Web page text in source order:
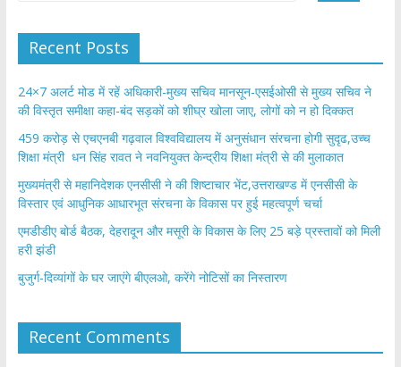
Recent Posts
24×7 अलर्ट मोड में रहें अधिकारी-मुख्य सचिव मानसून-एसईओसी से मुख्य सचिव ने
की विस्तृत समीक्षा कहा-बंद सड़कों को शीघ्र खोला जाए, लोगों को न हो दिक्कत
459 करोड़ से एचएनबी गढ़वाल विश्वविद्यालय में अनुसंधान संरचना होगी सुदृढ,उच्च
शिक्षा मंत्री धन सिंह रावत ने नवनियुक्त केन्द्रीय शिक्षा मंत्री से की मुलाकात
मुख्यमंत्री से महानिदेशक एनसीसी ने की शिष्टाचार भेंट,उत्तराखण्ड में एनसीसी के
विस्तार एवं आधुनिक आधारभूत संरचना के विकास पर हुई महत्वपूर्ण चर्चा
एमडीडीए बोर्ड बैठक, देहरादून और मसूरी के विकास के लिए 25 बड़े प्रस्तावों को मिली
हरी झंडी
बुजुर्ग-दिव्यांगों के घर जाएंगे बीएलओ, करेंगे नोटिसों का निस्तारण
Recent Comments